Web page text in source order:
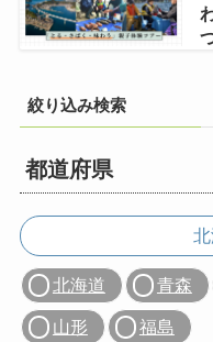
絞り込み検索
都道府県
北海道 青森
山形 福島